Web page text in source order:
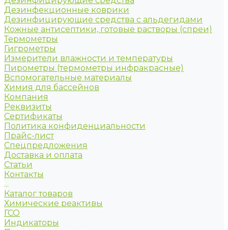
Дезинфекционные коврики
Дезинфицирующие средства с альдегидами
Кожные антисептики, готовые растворы (спреи)
Термометры
Гигрометры
Измерители влажности и температуры
Пирометры (термометры инфракрасные)
Вспомогательные материалы
Химия для бассейнов
Компания
Реквизиты
Сертификаты
Политика конфиденциальности
Прайс-лист
Спецпредложения
Доставка и оплата
Статьи
Контакты
...
Каталог товаров
Химические реактивы
ГСО
Индикаторы